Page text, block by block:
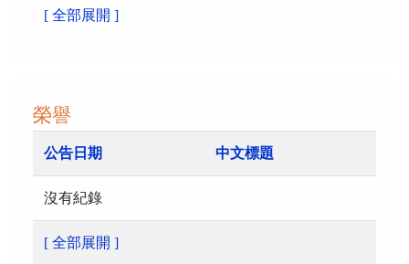
[ 全部展開 ]
榮譽
公告日期 中文標題
沒有紀錄
[ 全部展開 ]